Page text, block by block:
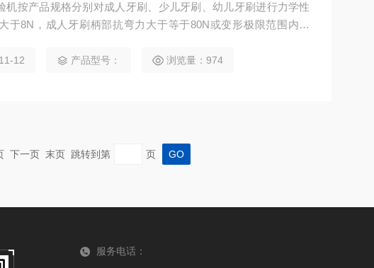
机按产品规格分别对成人牙刷、少儿牙刷、幼儿牙刷进行力学性
于8N，成人牙刷柄部抗弯力大于等于80N或变形极限范围内不
限范围内不断，少儿牙刷和幼儿牙刷劲部抗弯力25N或变形极限范
12 产品型号： 浏览量：974
下一页 末页 跳转到第 页
服务电话：